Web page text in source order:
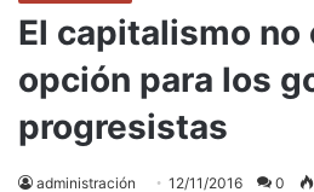
El capitalismo no
opción para los
progresistas
administración 12/11/2016 0